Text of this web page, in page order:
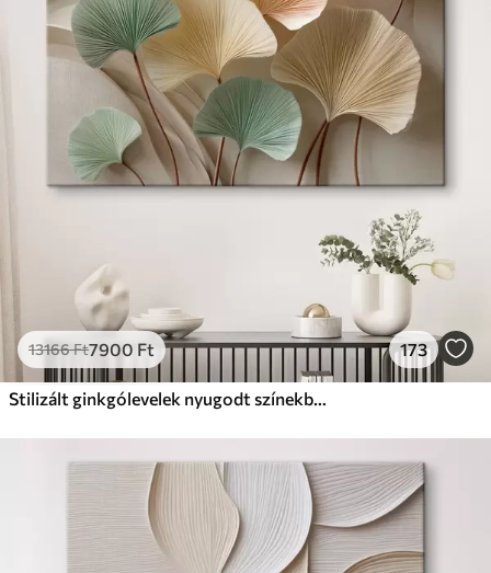
✗Környezetbarát anyag
Prémium
Ft
Élénk, gazdag színek
Fakulásálló
✓Biztonságos, szagtalan tinta
Eco-Prémium
Tól12405Ft
✓Élénk, gazdag színek
✓Fakulásálló
Környezetbarát anyag
13166Ft7900 Ft 173
Stilizált ginkgólevelek nyugodt színekben